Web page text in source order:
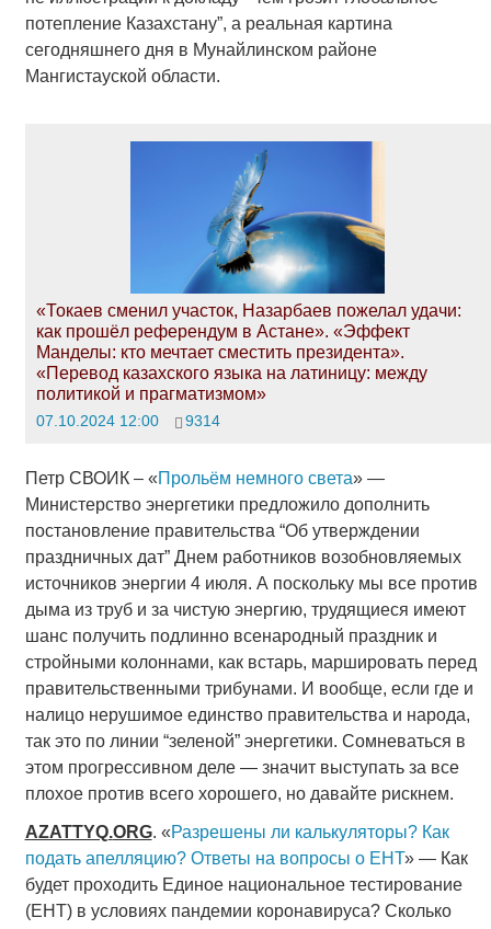
потепление Казахстану”, а реальная картина
сегодняшнего дня в Мунайлинском районе
Мангистауской области.
«Токаев сменил участок, Назарбаев пожелал удачи:
как прошёл референдум в Астане». «Эффект
Манделы: кто мечтает сместить президента».
«Перевод казахского языка на латиницу: между
политикой и прагматизмом»
07.10.2024 12:00 9314
Петр СВОИК – «Прольём немного света» —
Министерство энергетики предложило дополнить
постановление правительства “Об утверждении
праздничных дат” Днем работников возобновляемых
источников энергии 4 июля. А поскольку мы все против
дыма из труб и за чистую энергию, трудящиеся имеют
шанс получить подлинно всенародный праздник и
стройными колоннами, как встарь, маршировать перед
правительственными трибунами. И вообще, если где и
налицо нерушимое единство правительства и народа,
так это по линии “зеленой” энергетики. Сомневаться в
этом прогрессивном деле — значит выступать за все
плохое против всего хорошего, но давайте рискнем.
AZATTYQ.ORG. «Разрешены ли калькуляторы? Как
подать апелляцию? Ответы на вопросы о ЕНТ» — Как
будет проходить Единое национальное тестирование
(ЕНТ) в условиях пандемии коронавируса? Сколько